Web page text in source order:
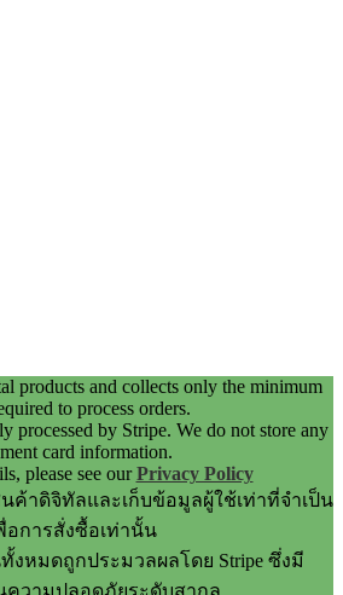
products and collects only the minimum
to process orders.
processed by Stripe. We do not store any
card information.
please see ourPrivacy Policy
นค้าดิจิทัลและเก็บข้อมูลผู้ใช้เท่าที่จำเป็น
อการสั่งซื้อเท่านั้น
งหมดถูกประมวลผลโดย Stripe ซึ่งมี